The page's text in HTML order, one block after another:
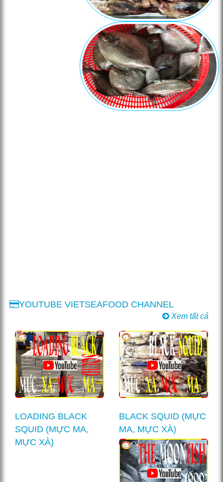
YOUTUBE VIETSEAFOOD CHANNEL
Xem tất cả
LOADING BLACK
SQUID (MỰC MA,
MỰC XÀ)
BLACK SQUID (MỰC
MA, MỰC XÀ)